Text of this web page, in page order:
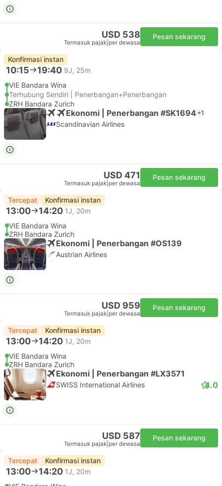
USD 538
Termasuk pajak per dewasa
Pesan sekarang
Konfirmasi instan
10:15 19:40 9J, 25m
VIE Bandara Wina
Terhubung Sendiri | Penerbangan+Penerbangan
ZRH Bandara Zurich
Ekonomi | Penerbangan #SK1694 +1
Scandinavian Airlines
USD 471
Termasuk pajak per dewasa
Pesan sekarang
Tercepat Konfirmasi instan
13:00 14:20 1J, 20m
VIE Bandara Wina
ZRH Bandara Zurich
Ekonomi | Penerbangan #OS139
Austrian Airlines
USD 959
Termasuk pajak per dewasa
Pesan sekarang
Tercepat Konfirmasi instan
13:00 14:20 1J, 20m
VIE Bandara Wina
ZRH Bandara Zurich
Ekonomi | Penerbangan #LX3571
SWISS International Airlines 4.0
USD 587
Termasuk pajak per dewasa
Pesan sekarang
Tercepat Konfirmasi instan
13:00 14:20 1J, 20m